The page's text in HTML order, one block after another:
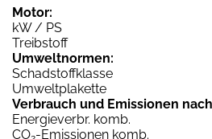
Motor:
kW / PS
Treibstoff
Umweltnormen:
Schadstoffklasse
Umweltplakette
Verbrauch und Emissionen nach
Energieverbr. komb.
CO -Emissionen komb.